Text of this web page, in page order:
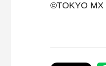
©TOKYO MX